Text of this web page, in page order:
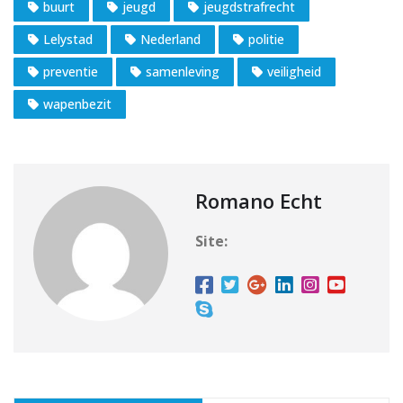
buurt jeugd
jeugdstrafrecht
Lelystad
Nederland
politie
preventie
samenleving
veiligheid
wapenbezit
Romano Echt
Site: